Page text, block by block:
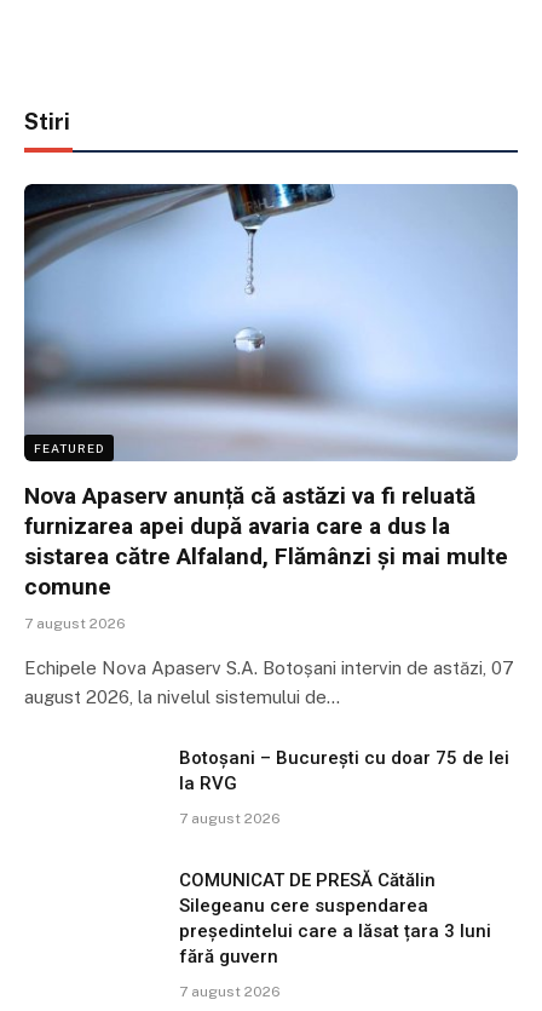
Stiri
FEATURED
Nova Apaserv anunță că astăzi va fi reluată
furnizarea apei după avaria care a dus la
sistarea către Alfaland, Flămânzi și mai multe
comune
7 august 2026
Echipele Nova Apaserv S.A. Botoșani intervin de astăzi, 07
august 2026, la nivelul sistemului de…
Botoșani – București cu doar 75 de lei
la RVG
7 august 2026
COMUNICAT DE PRESĂ Cătălin
Silegeanu cere suspendarea
președintelui care a lăsat țara 3 luni
fără guvern
7 august 2026